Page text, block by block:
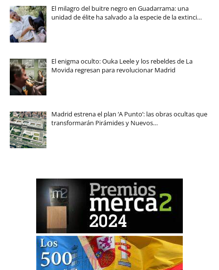
El milagro del buitre negro en Guadarrama: una
unidad de élite ha salvado a la especie de la extinci…
El enigma oculto: Ouka Leele y los rebeldes de La
Movida regresan para revolucionar Madrid
Madrid estrena el plan ‘A Punto’: las obras ocultas que
transformarán Pirámides y Nuevos…